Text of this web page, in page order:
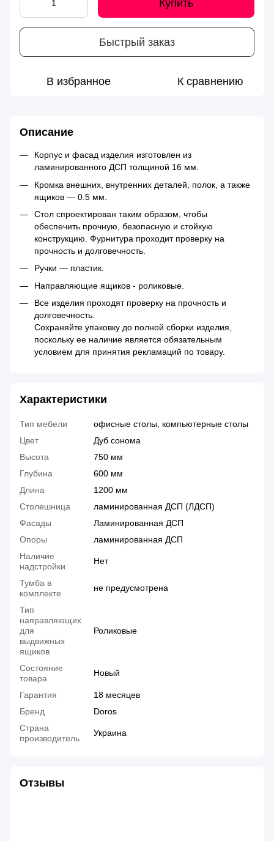
Купить
Быстрый заказ
В избранное К сравнению
Описание
Корпус и фасад изделия изготовлен из
ламинированного ДСП толщиной 16 мм.
Кромка внешних, внутренних деталей, полок, а также
ящиков — 0.5 мм.
Стол спроектирован таким образом, чтобы
обеспечить прочную, безопасную и стойкую
конструкцию. Фурнитура проходит проверку на
прочность и долговечность.
Ручки — пластик.
Направляющие ящиков - роликовые.
Все изделия проходят проверку на прочность и
долговечность.
Сохраняйте упаковку до полной сборки изделия,
поскольку ее наличие является обязательным
условием для принятия рекламаций по товару.
Характеристики
Тип мебели
офисные столы, компьютерные столы
Цвет
Дуб сонома
Высота
750 мм
Глубина
600 мм
Длина
1200 мм
Столешница
ламинированная ДСП (ЛДСП)
Фасады
Ламинированная ДСП
Опоры
ламинированная ДСП
Наличие
надстройки
Нет
Тумба в
комплекте
не предусмотрена
Тип
направляющих
для
выдвижных
ящиков
Роликовые
Состояние
товара
Новый
Гарантия
18 месяцев
Бренд
Doros
Страна
производитель
Украина
Отзывы